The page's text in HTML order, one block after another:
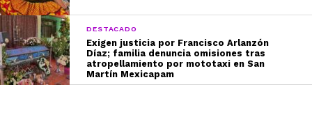
DESTACADO
Exigen justicia por Francisco Arlanzón
Díaz; familia denuncia omisiones tras
atropellamiento por mototaxi en San
Martín Mexicapam